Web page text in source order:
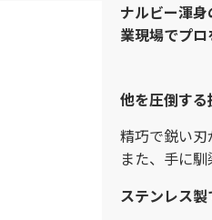
ナルビー渾
業現場でプロ
他を圧倒す
精巧で鋭い刃
また、手に
ステンレス